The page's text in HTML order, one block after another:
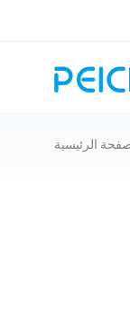
الرئيسية